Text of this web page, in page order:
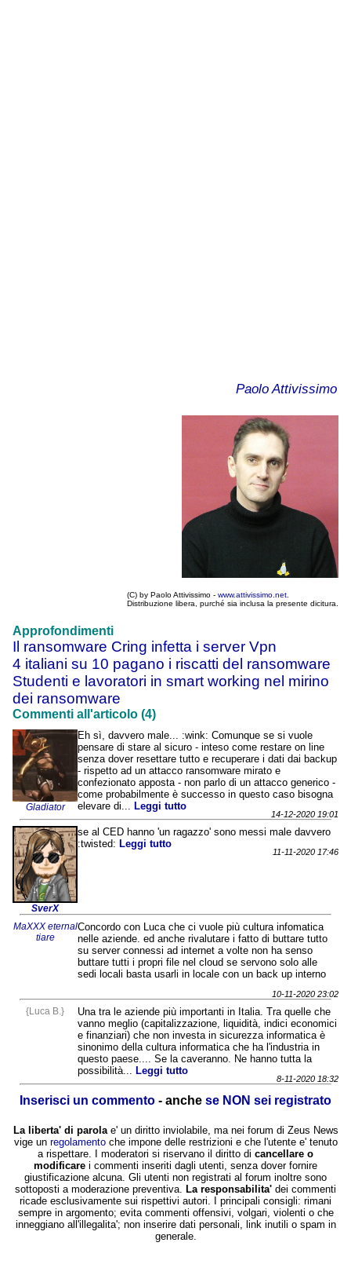
Paolo Attivissimo
(C) by Paolo Attivissimo - www.attivissimo.net
Distribuzione libera, purché sia inclusa la presente dicitura.
Approfondimenti
Il ransomware Cring infetta i server Vpn
4 italiani su 10 pagano i riscatti del ransomware
Studenti e lavoratori in smart working nel mirino
dei ransomware
Commenti all'articolo (4)
Gladiator
Eh sì, davvero male... :wink: Comunque se si vuole
pensare di stare al sicuro - inteso come restare on line
senza dover resettare tutto e recuperare i dati dai backup
- rispetto ad un attacco ransomware mirato e
confezionato apposta - non parlo di un attacco generico -
come probabilmente è successo in questo caso bisogna
elevare di... Leggi tutto
14-12-2020 19:01
SverX
se al CED hanno 'un ragazzo' sono messi male davvero
:twisted: Leggi tutto
11-11-2020 17:46
MaXXX eternal
tiare
Concordo con Luca che ci vuole più cultura infomatica
nelle aziende. ed anche rivalutare i fatto di buttare tutto
su server connessi ad internet a volte non ha senso
buttare tutti i propri file nel cloud se servono solo alle
sedi locali basta usarli in locale con un back up interno
10-11-2020 23:02
{Luca B.}
Una tra le aziende più importanti in Italia. Tra quelle che
vanno meglio (capitalizzazione, liquidità, indici economici
e finanziari) che non investa in sicurezza informatica è
sinonimo della cultura informatica che ha l'industria in
questo paese.... Se la caveranno. Ne hanno tutta la
possibilità... Leggi tutto
8-11-2020 18:32
Inserisci un commento - anche se NON sei registrato
La liberta' di parolae' un diritto inviolabile, ma nei forum di Zeus News
vige un regolamentoche impone delle restrizioni e che l'utente e' tenuto
a rispettare. I moderatori si riservano il diritto di cancellare o
modificare i commenti inseriti dagli utenti, senza dover fornire
giustificazione alcuna. Gli utenti non registrati al forum inoltre sono
sottoposti a moderazione preventiva. La responsabilita' dei commenti
ricade esclusivamente sui rispettivi autori. I principali consigli: rimani
sempre in argomento; evita commenti offensivi, volgari, violenti o che
inneggiano all'illegalita'; non inserire dati personali, link inutili o spam in
generale.